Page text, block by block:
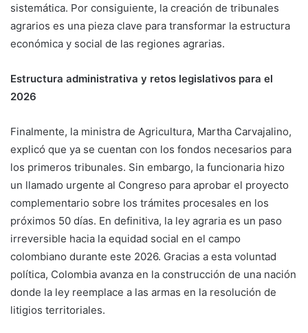
sistemática. Por consiguiente, la creación de tribunales
agrarios es una pieza clave para transformar la estructura
económica y social de las regiones agrarias.
Estructura administrativa y retos legislativos para el
2026
Finalmente, la ministra de Agricultura, Martha Carvajalino,
explicó que ya se cuentan con los fondos necesarios para
los primeros tribunales. Sin embargo, la funcionaria hizo
un llamado urgente al Congreso para aprobar el proyecto
complementario sobre los trámites procesales en los
próximos 50 días. En definitiva, la ley agraria es un paso
irreversible hacia la equidad social en el campo
colombiano durante este 2026. Gracias a esta voluntad
política, Colombia avanza en la construcción de una nación
donde la ley reemplace a las armas en la resolución de
litigios territoriales.